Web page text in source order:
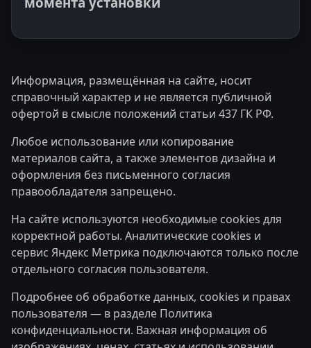
Информация, размещённая на сайте, носит
справочный характер и не является публичной
офертой в смысле положений статьи 437 ГК РФ.
Любое использование или копирование
материалов сайта, а также элементов дизайна и
оформления без письменного согласия
правообладателя запрещено.
На сайте используются необходимые cookies для
корректной работы. Аналитические cookies и
сервис Яндекс Метрика подключаются только после
отдельного согласия пользователя.
Подробнее об обработке данных, cookies и правах
пользователя — в разделе Политика
конфиденциальности. Важная информация об